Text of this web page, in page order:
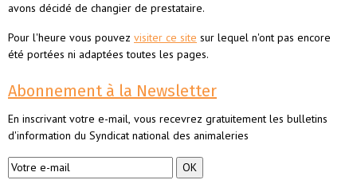
avons décidé de changier de prestataire.
Pour l'heure vous pouvez visiter ce site sur lequel n'ont pas encore
été portées ni adaptées toutes les pages.
Abonnement à la Newsletter
En inscrivant votre e-mail, vous recevrez gratuitement les bulletins
d'information du Syndicat national des animaleries